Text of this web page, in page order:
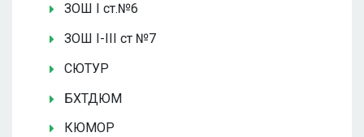
ЗОШ І ст.№6
ЗОШ І-ІІІ ст №7
СЮТУР
БХТДЮМ
КЮМОР